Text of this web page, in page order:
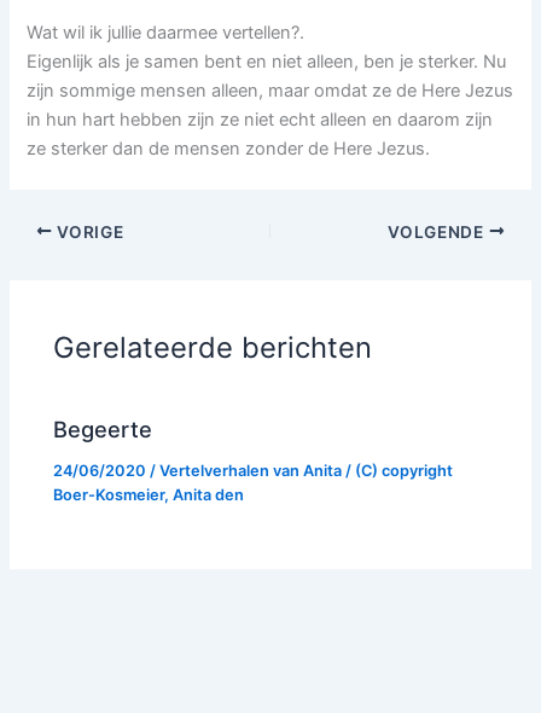
Wat wil ik jullie daarmee vertellen?.
Eigenlijk als je samen bent en niet alleen, ben je sterker. Nu
zijn sommige mensen alleen, maar omdat ze de Here Jezus
in hun hart hebben zijn ze niet echt alleen en daarom zijn
ze sterker dan de mensen zonder de Here Jezus.
VORIGE VOLGENDE
Gerelateerde berichten
Begeerte
24/06/2020/Vertelverhalen van Anita / (C) copyright
Boer-Kosmeier, Anita den